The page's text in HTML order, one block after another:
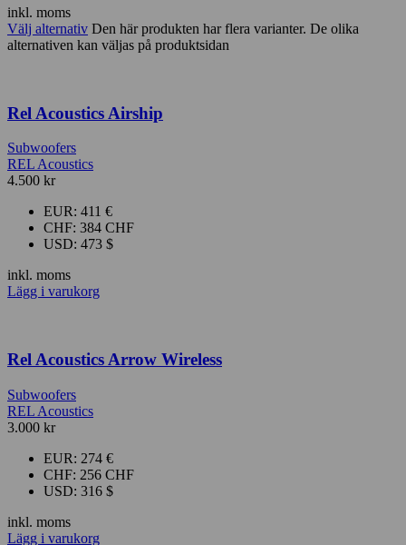
inkl. moms
Välj alternativ Den här produkten har flera varianter. De olika
alternativen kan väljas på produktsidan
Rel Acoustics Airship
Subwoofers
REL Acoustics
4.500 kr
EUR: 411 €
CHF: 384 CHF
USD: 473 $
inkl. moms
Lägg i varukorg
Rel Acoustics Arrow Wireless
Subwoofers
REL Acoustics
3.000 kr
EUR: 274 €
CHF: 256 CHF
USD: 316 $
inkl. moms
Lägg i varukorg